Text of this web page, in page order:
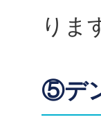
りま
⑤デ